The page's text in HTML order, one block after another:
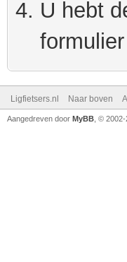
U hebt
Ligfietsers.nl Naar boven
Aangedreven door MyBB , ©